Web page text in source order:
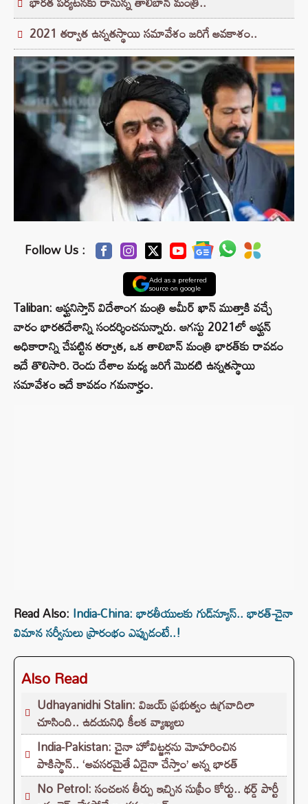
2021 తర్వాత ఉన్నతస్థాయి సమావేశం జరిగే అవకాశం..
Follow Us :
Add as a preferred
source on google
Taliban: ఆఫ్ఘనిస్తాన్ విదేశాంగ మంత్రి అమీర్ ఖాన్ ముత్తాకి వచ్చే
వారం భారతదేశాన్ని సందర్శించనున్నారు. ఆగస్టు 2021లో ఆఫ్ఘన్
అధికారాన్ని చేపట్టిన తర్వాత, ఒక తాలిబాన్ మంత్రి భారత్‌కు రావడం
ఇదే తొలిసారి. రెండు దేశాల మధ్య జరిగే మొదటి ఉన్నతస్థాయి
సమావేశం ఇదే కావడం గమనార్హం.
Read Also: India-China: భారతీయులకు గుడ్‌న్యూస్.. భారత్-చైనా
విమాన సర్వీసులు ప్రారంభం ఎప్పుడంటే..!
Also Read
Udhayanidhi Stalin: విజయ్ ప్రభుత్వం ఉగ్రవాదిలా
చూసింది.. ఉదయనిధి కీలక వ్యాఖ్యలు
India-Pakistan: చైనా హోవిట్జర్లను మోహరించిన
పాకిస్థాన్.. ‘అవసరమైతే ఏదైనా చేస్తాం’ అన్న భారత్
No Petrol: సంచలన తీర్పు ఇచ్చిన సుప్రీం కోర్టు.. థర్డ్ పార్టీ